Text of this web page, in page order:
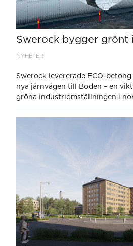
Swerock bygger grönt
NYHETER
Swerock levererade ECO-
nya järnvägen till Boden – en
gröna industriomställningen i